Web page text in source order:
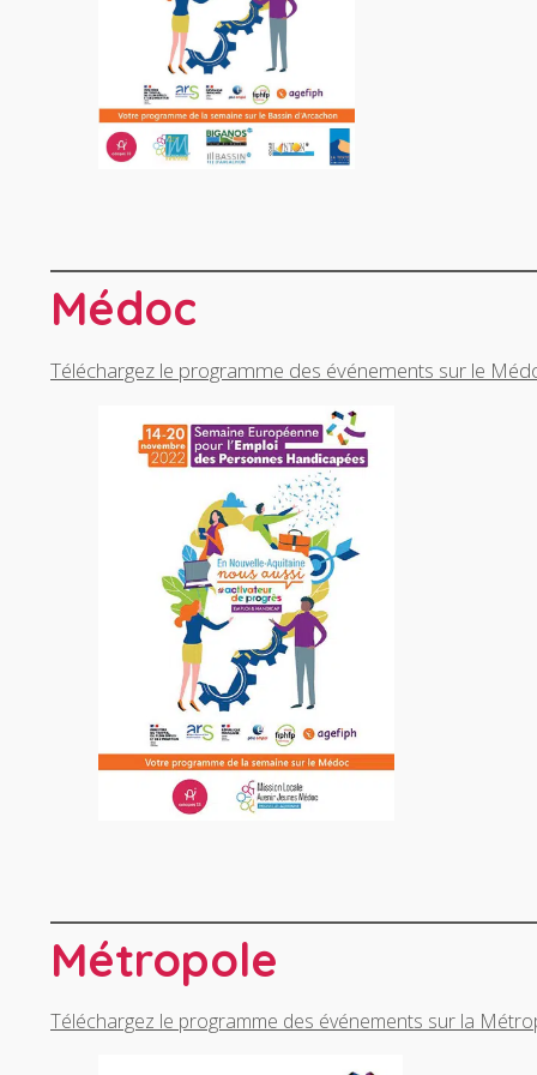
Médoc
Téléchargez le programme des événements sur le
Métropole
Téléchargez le programme des événements sur la